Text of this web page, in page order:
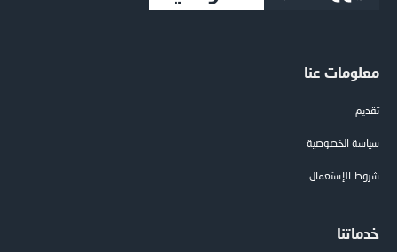
معلومات عنا
تقديم
سياسة الخصوصية
شروط الإستعمال
خدماتنا